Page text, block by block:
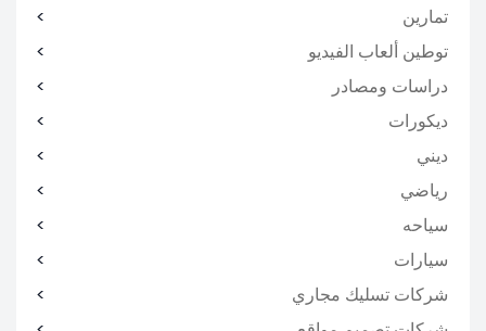
تمارين
توطين ألعاب الفيديو
دراسات ومصادر
ديكورات
ديني
رياضي
سياحه
سيارات
شركات تسليك مجاري